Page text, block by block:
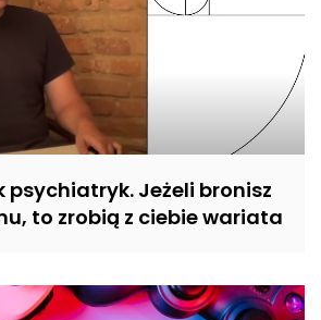
psychiatryk. Jeżeli bronisz
to zrobią z ciebie wariata